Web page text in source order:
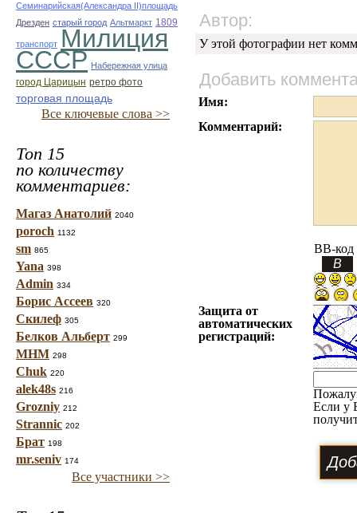
Семинарийская(Александра II)площадь
Дрезден старый город Альтмаркт 1809
транспорт Милиция
СССР Набережная улица
город Царицын ретро фото
торговая площадь
Все ключевые слова >>
Топ 15
по количеству
комментариев:
Магаз Анатолий 2040
poroch 1132
sm 865
Yana 398
Admin 334
Борис Ассеев 320
Скилеф 305
Белков Альберт 299
МНМ 298
Chuk 220
alek48s 216
Grozniy 212
Strannic 202
Брат 198
mr.seniv 174
Все участники >>
Автор:
У этой фотографии нет
Добавить
Имя:
Комментарий:
BB-код
Защита от
автоматических
регистраций:
Если у